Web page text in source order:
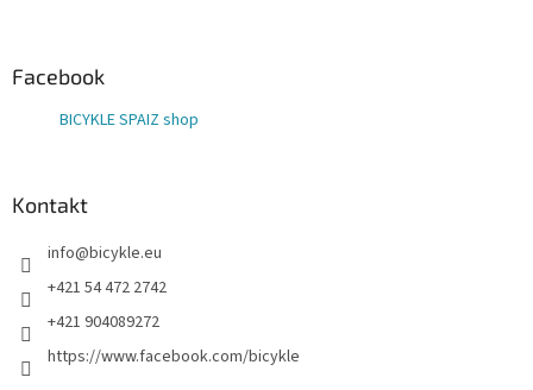
Facebook
BICYKLE SPAIZ shop
Kontakt
info@bicykle.eu
+421 54 472 2742
+421 904089272
https://www.facebook.com/bicykle